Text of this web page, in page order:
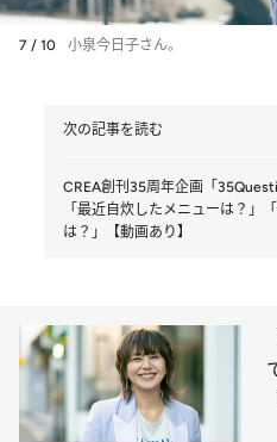
7 / 10 小泉今日子さん。
次の記事を読む
CREA創刊35周年企画「
「最近自炊したメニューは？」
は？」【動画あり】